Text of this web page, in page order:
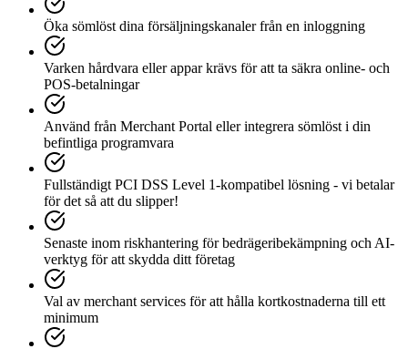
Öka sömlöst dina försäljningskanaler från en inloggning
Varken hårdvara eller appar krävs för att ta säkra online- och
POS-betalningar
Använd från Merchant Portal eller integrera sömlöst i din
befintliga programvara
Fullständigt PCI DSS Level 1-kompatibel lösning - vi betalar
för det så att du slipper!
Senaste inom riskhantering för bedrägeribekämpning och AI-
verktyg för att skydda ditt företag
Val av merchant services för att hålla kortkostnaderna till ett
minimum